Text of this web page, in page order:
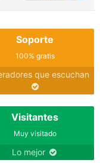
Soporte
100% gratis
que escuchan
Visitantes
Muy visitado
Lo mejor